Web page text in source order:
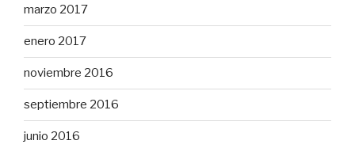
marzo 2017
enero 2017
noviembre 2016
septiembre 2016
junio 2016